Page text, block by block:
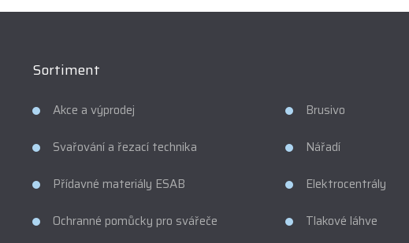
Sortiment
Akce a výprodej
Svařování a řezací technika
Přídavné materiály ESAB
Ochranné pomůcky pro svářeče
Brusivo
Nářadí
Elektrocentrály
Tlakové láhve